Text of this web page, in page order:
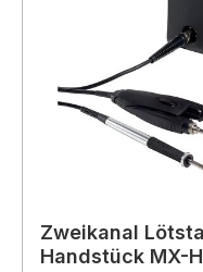
Zweikanal
Handstück MX-